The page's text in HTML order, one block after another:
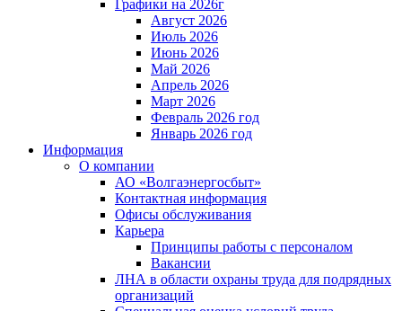
Графики на 2026г
Август 2026
Июль 2026
Июнь 2026
Май 2026
Апрель 2026
Март 2026
Февраль 2026 год
Январь 2026 год
Информация
О компании
АО «Волгаэнергосбыт»
Контактная информация
Офисы обслуживания
Карьера
Принципы работы с персоналом
Вакансии
ЛНА в области охраны труда для подрядных
организаций